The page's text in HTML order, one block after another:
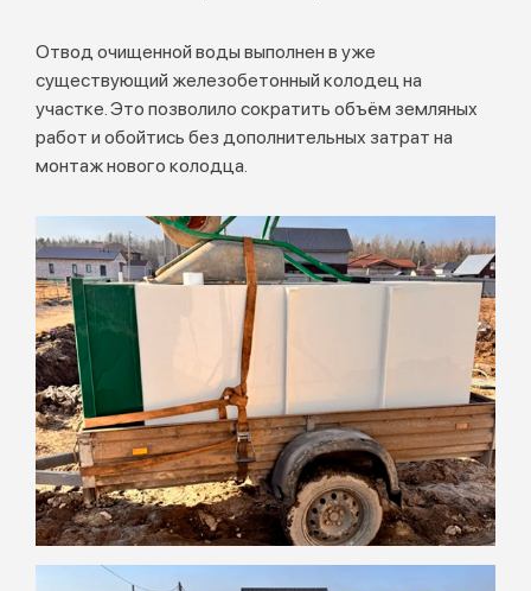
Отвод очищенной воды выполнен в уже
существующий железобетонный колодец на
участке. Это позволило сократить объём земляных
работ и обойтись без дополнительных затрат на
монтаж нового колодца.